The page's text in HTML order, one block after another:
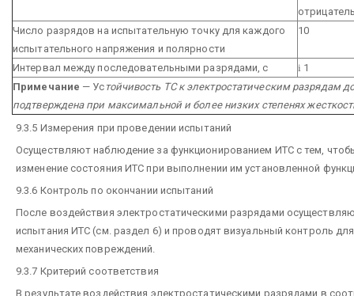
Число разрядов на испытательную точку для каждого
испытательного напряжения и полярности
10
Интервал между последовательными разрядами, с і 1
Примечание — Ус тойчивость ТС к электростатическим разрядам
подтверждена при максимальной и более низких степенях
9.3.5 Измерения при проведении испытаний
Осуществляют наблюдение за функционированием ИТС с тем,
изменение состояния ИТС при выполнении им установленной
9.3.6 Контроль по окончании испытаний
После воздействия электростатическими разрядами
испытания ИТС (см. раздел 6) и проводят визуальный контроль
механических повреждений.
9.3.7 Критерий соответствия
В результате воздействия электростатическими разрядами в